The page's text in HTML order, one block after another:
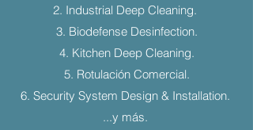
2. Industrial Deep Cleaning.
3. Biodefense Desinfection.
4. Kitchen Deep Cleaning.
5. Rotulación Comercial.
6. Security System Design & Installation.
...y más.